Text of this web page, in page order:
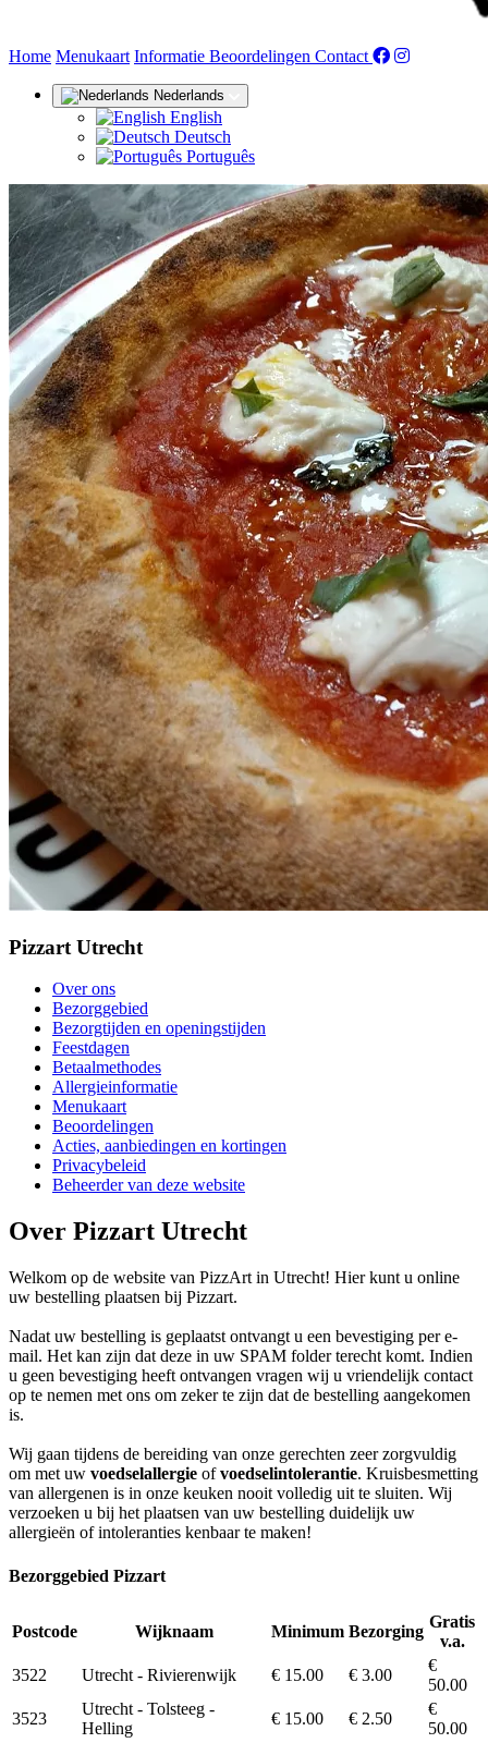
Home Menukaart Informatie (huidige)
Beoordelingen Contact
Nederlands
English
Deutsch
Português
Pizzart Utrecht
Over ons
Bezorggebied
Bezorgtijden en openingstijden
Feestdagen
Betaalmethodes
Allergieinformatie
Menukaart
Beoordelingen
Acties, aanbiedingen en kortingen
Privacybeleid
Beheerder van deze website
Over Pizzart Utrecht
Welkom op de website van PizzArt in Utrecht! Hier kunt u online
uw bestelling plaatsen bij Pizzart.
Nadat uw bestelling is geplaatst ontvangt u een bevestiging per e-
mail. Het kan zijn dat deze in uw SPAM folder terecht komt. Indien
u geen bevestiging heeft ontvangen vragen wij u vriendelijk contact
op te nemen met ons om zeker te zijn dat de bestelling aangekomen
is.
Wij gaan tijdens de bereiding van onze gerechten zeer zorgvuldig
om met uw voedselallergie ofvoedselintolerantie. Kruisbesmetting
van allergenen is in onze keuken nooit volledig uit te sluiten. Wij
verzoeken u bij het plaatsen van uw bestelling duidelijk uw
allergieën of intoleranties kenbaar te maken!
Bezorggebied Pizzart
Postcode Wijknaam Minimum Bezorging
Gratis
v.a.
3522
Utrecht - Rivierenwijk € 15.00 € 3.00
€
50.00
3523
Utrecht - Tolsteeg -
Helling
€ 15.00 € 2.50
€
50.00